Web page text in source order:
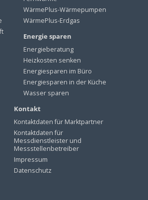
WärmePlus-Wärmepumpen
WärmePlus-Erdgas
Energie sparen
Energieberatung
Heizkosten senken
Energiesparen im Büro
Energiesparen in der Küche
Wasser sparen
Kontakt
Kontaktdaten für Marktpartner
Kontaktdaten für
Messdienstleister und
Messstellenbetreiber
Impressum
Datenschutz